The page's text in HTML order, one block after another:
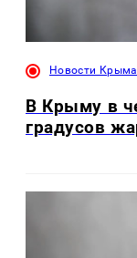
Новости Крыма
В Крыму в
градусов